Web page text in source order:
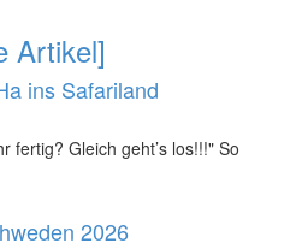
Artikel]
ins Safariland
fertig? Gleich geht’s los!!!" So
2026